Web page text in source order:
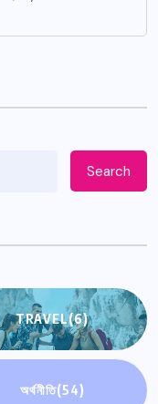
Search
TRAVEL(6)
অর্থনীতি(54)